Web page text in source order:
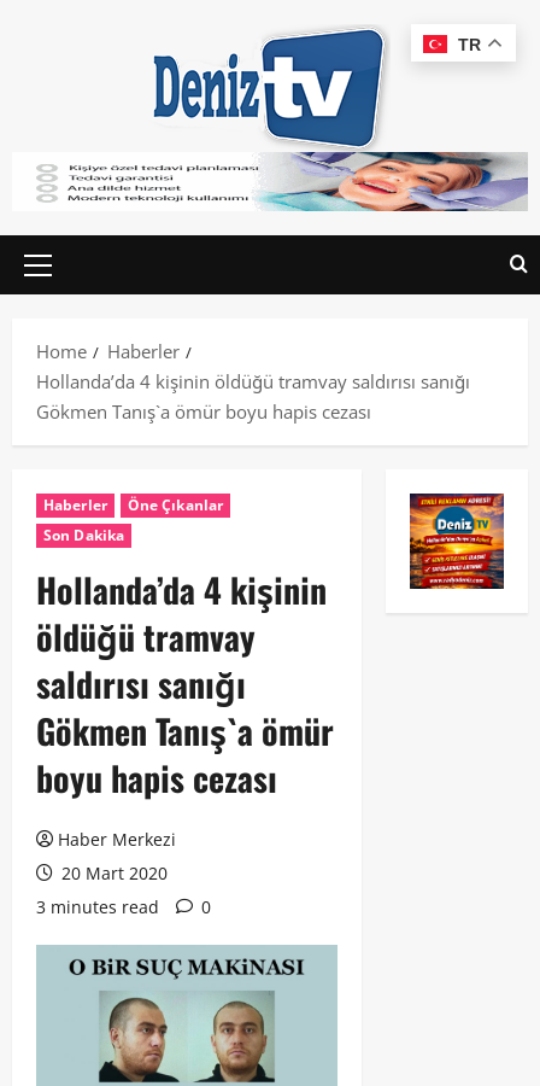
Home
Haberler
Hollanda’da 4 kişinin öldüğü tramvay saldırısı sanığı
Gökmen Tanış`a ömür boyu hapis cezası
Haberler
Öne Çıkanlar
Son Dakika
Hollanda’da 4 kişinin
öldüğü tramvay
saldırısı sanığı
Gökmen Tanış`a ömür
boyu hapis cezası
Haber Merkezi
20 Mart 2020
3 minutes read
0
TR